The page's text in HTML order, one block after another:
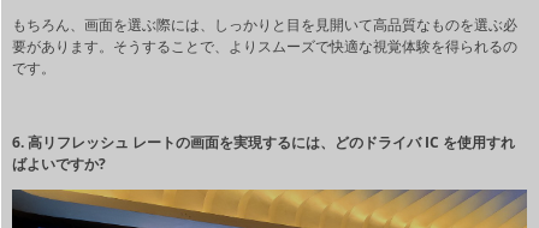
もちろん、画面を選ぶ際には、しっかりと目を見開いて高品質なものを選ぶ必
要があります。そうすることで、よりスムーズで快適な視覚体験を得られるの
です。
6. 高リフレッシュ レートの画面を実現するには、どのドライバ IC を使用すれ
ばよいですか?